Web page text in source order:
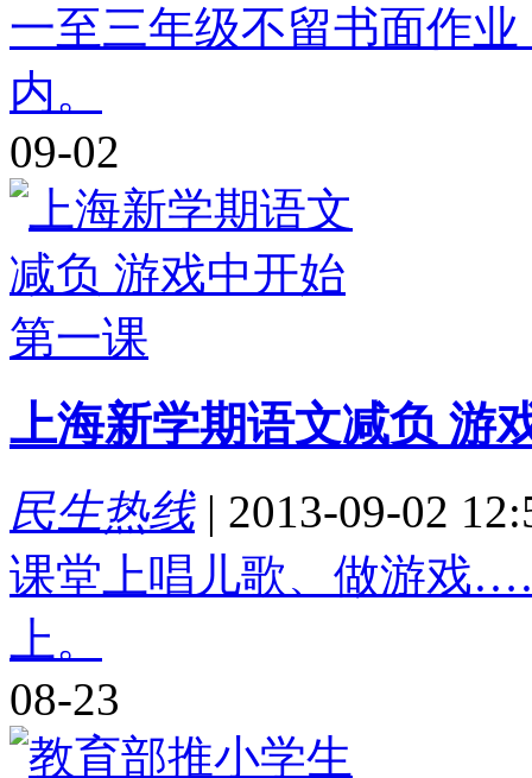
一至三年级不留书面作
内。
09-02
上海新学期语文减负 游
民生热线| 2013-09-02
课堂上唱儿歌、做游戏
上。
08-23